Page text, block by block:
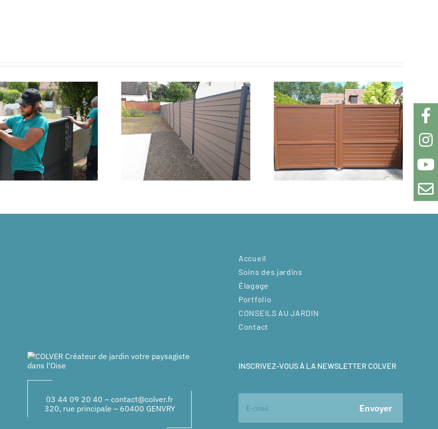
Clôture en
composite
Océwood
Portail
automatique en
aluminium
Clôture en bois
ajourée
03 44 09 20 40 – contact@colver.fr
320, rue principale – 60400 GENVRY
Accueil
Soins des jardins
Élagage
Portfolio
CONSEILS AU JARDIN
Contact
INSCRIVEZ-VOUS À LA NEWSLETTER COLVER